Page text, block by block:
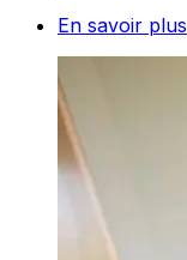
En savoir plus